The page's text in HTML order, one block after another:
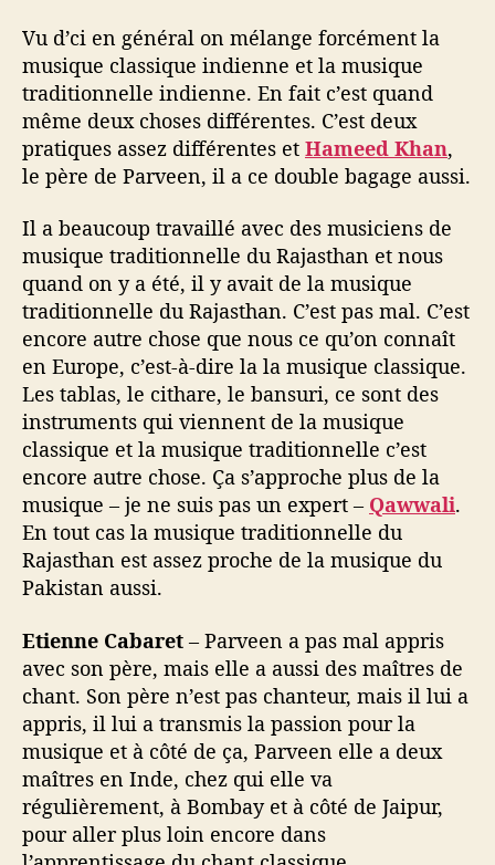
Vu d’ci en général on mélange forcément la
musique classique indienne et la musique
traditionnelle indienne. En fait c’est quand
même deux choses différentes. C’est deux
pratiques assez différentes et Hameed Khan,
le père de Parveen, il a ce double bagage aussi.
Il a beaucoup travaillé avec des musiciens de
musique traditionnelle du Rajasthan et nous
quand on y a été, il y avait de la musique
traditionnelle du Rajasthan. C’est pas mal. C’est
encore autre chose que nous ce qu’on connaît
en Europe, c’est-à-dire la la musique classique.
Les tablas, le cithare, le bansuri, ce sont des
instruments qui viennent de la musique
classique et la musique traditionnelle c’est
encore autre chose. Ça s’approche plus de la
musique – je ne suis pas un expert – Qawwali.
En tout cas la musique traditionnelle du
Rajasthan est assez proche de la musique du
Pakistan aussi.
Etienne Cabaret – Parveen a pas mal appris
avec son père, mais elle a aussi des maîtres de
chant. Son père n’est pas chanteur, mais il lui a
appris, il lui a transmis la passion pour la
musique et à côté de ça, Parveen elle a deux
maîtres en Inde, chez qui elle va
régulièrement, à Bombay et à côté de Jaipur,
pour aller plus loin encore dans